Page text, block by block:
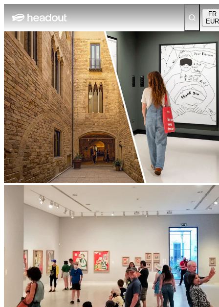
FR
EUR